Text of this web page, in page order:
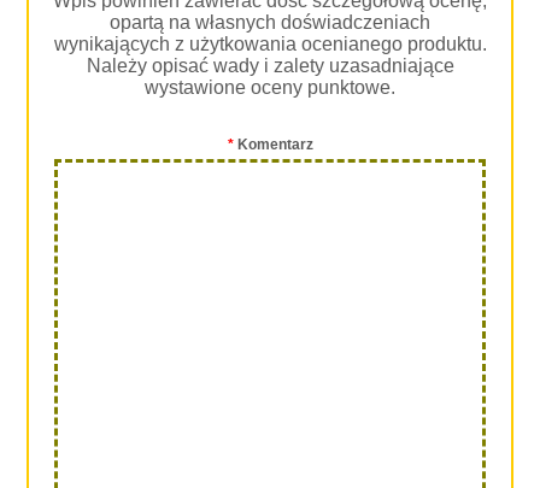
opartą na własnych doświadczeniach
wynikających z użytkowania ocenianego produktu.
Należy opisać wady i zalety uzasadniające
wystawione oceny punktowe.
*Komentarz